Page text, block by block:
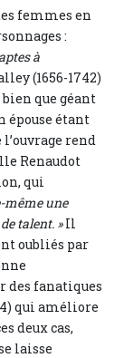
femmes en
:
à
(1656-1742)
que géant
épouse étant
rend
Renaudot
qui
même une
talent. »Il
oubliés par
des fanatiques
qui améliore
deux cas,
laisse